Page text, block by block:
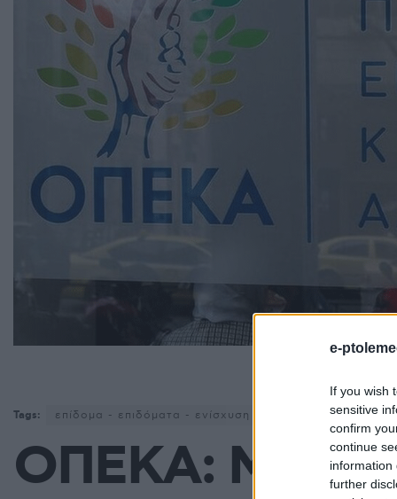
e-
If you wish
sensitive
confirm
continue
information
further
Tags: επίδομα - επιδόματα - ενίσχυση
ΟΠΕΚΑ: Μέχρι